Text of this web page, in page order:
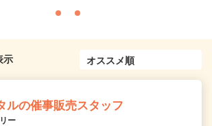
示
ルの催事販売スタッフ
ー